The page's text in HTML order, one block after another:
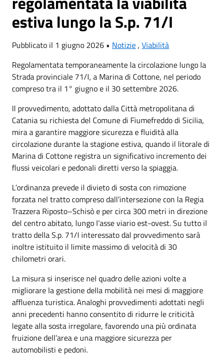
estiva lungo la S.p. 71/I
Pubblicato il 1 giugno 2026 • Notizie, Viabilità
Regolamentata temporaneamente la circolazione lungo la
Strada provinciale 71/I, a Marina di Cottone, nel periodo
compreso tra il 1° giugno e il 30 settembre 2026.
Il provvedimento, adottato dalla Città metropolitana di
Catania su richiesta del Comune di Fiumefreddo di Sicilia,
mira a garantire maggiore sicurezza e fluidità alla
circolazione durante la stagione estiva, quando il litorale di
Marina di Cottone registra un significativo incremento dei
flussi veicolari e pedonali diretti verso la spiaggia.
L’ordinanza prevede il divieto di sosta con rimozione
forzata nel tratto compreso dall’intersezione con la Regia
Trazzera Riposto–Schisò e per circa 300 metri in direzione
del centro abitato, lungo l’asse viario est-ovest. Su tutto il
tratto della S.p. 71/I interessato dal provvedimento sarà
inoltre istituito il limite massimo di velocità di 30
chilometri orari.
La misura si inserisce nel quadro delle azioni volte a
migliorare la gestione della mobilità nei mesi di maggiore
affluenza turistica. Analoghi provvedimenti adottati negli
anni precedenti hanno consentito di ridurre le criticità
legate alla sosta irregolare, favorendo una più ordinata
fruizione dell’area e una maggiore sicurezza per
automobilisti e pedoni.